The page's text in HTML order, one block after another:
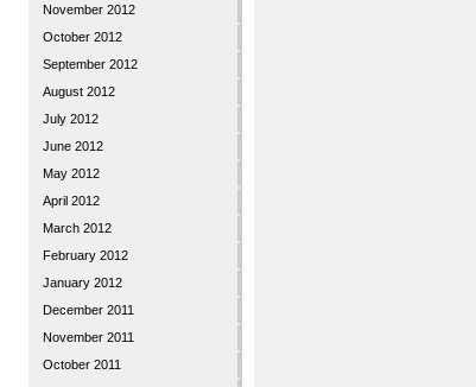
November 2012
October 2012
September 2012
August 2012
July 2012
June 2012
May 2012
April 2012
March 2012
February 2012
January 2012
December 2011
November 2011
October 2011